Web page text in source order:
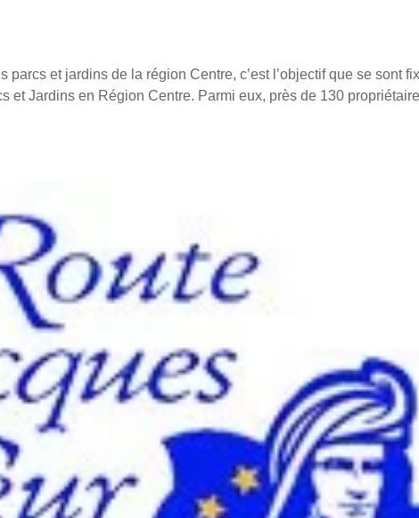
parcs et jardins de la région Centre, c’est l’objectif que se sont
et Jardins en Région Centre. Parmi eux, près de 130